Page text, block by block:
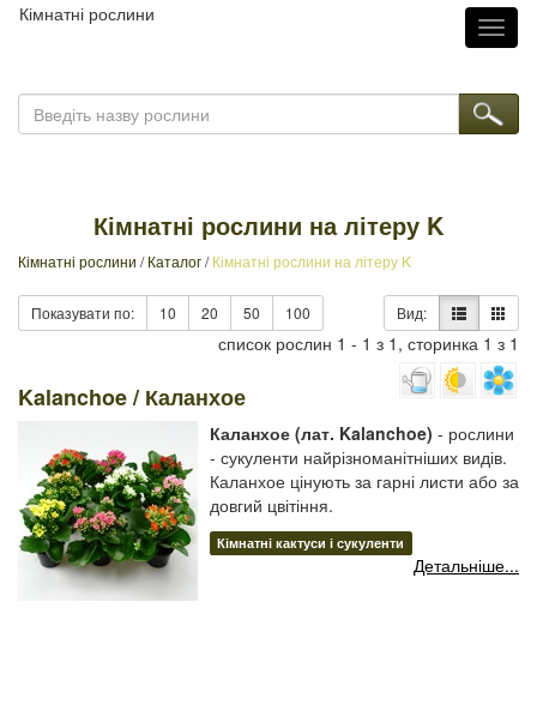
Кімнатні рослини
Кімнатні рослини на літеру K
Кімнатні рослини /Каталог/Кімнатні рослини на літеру K
Показувати по: 10 20 50 100 Вид:
список рослин 1 - 1 з 1, сторинка 1 з 1
Kalanchoe / Каланхое
Каланхое (лат. Kalanchoe) - рослини
- сукуленти найрізноманітніших видів.
Каланхое цінують за гарні листи або за
довгий цвітіння.
Кімнатні кактуси і сукуленти
Детальніше...